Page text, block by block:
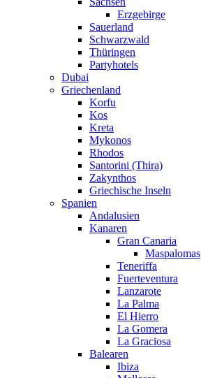
Erzgebirge
Sauerland
Schwarzwald
Thüringen
Partyhotels
Dubai
Griechenland
Korfu
Kos
Kreta
Mykonos
Rhodos
Santorini (Thira)
Zakynthos
Griechische Inseln
Spanien
Andalusien
Kanaren
Gran Canaria
Maspalomas
Teneriffa
Fuerteventura
Lanzarote
La Palma
El Hierro
La Gomera
La Graciosa
Balearen
Ibiza